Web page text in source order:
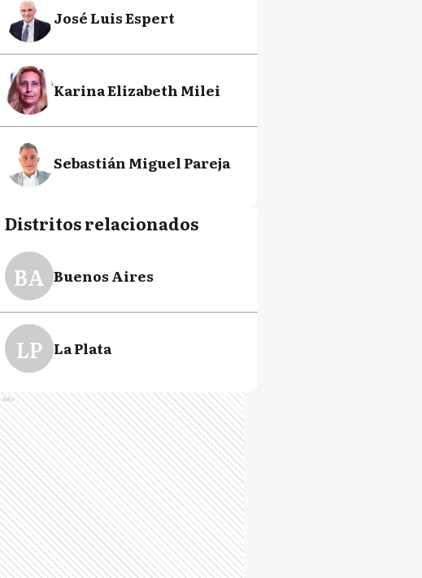
José Luis Espert
Karina Elizabeth Milei
Sebastián Miguel Pareja
Distritos relacionados
BA Buenos Aires
LP La Plata
Ads